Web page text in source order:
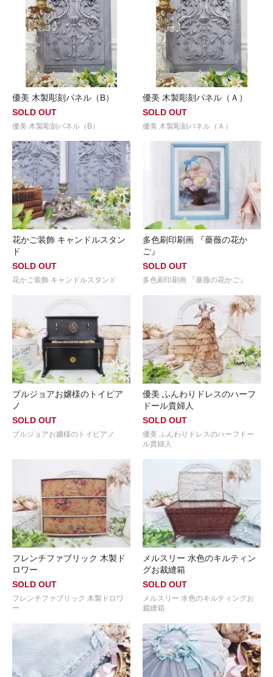
優美 木製彫刻パネル（B）
SOLD OUT
優美 木製彫刻パネル（B）
優美 木製彫刻パネル（Ａ）
SOLD OUT
優美 木製彫刻パネル（Ａ）
花かご装飾 キャンドルスタン
ド
SOLD OUT
花かご装飾 キャンドルスタンド
多色刷印刷画 『薔薇の花か
ご』
SOLD OUT
多色刷印刷画 『薔薇の花かご』
ブルジョアお嬢様のトイピア
ノ
SOLD OUT
ブルジョアお嬢様のトイピアノ
優美 ふんわりドレスのハーフ
ドール貴婦人
SOLD OUT
優美 ふんわりドレスのハーフドー
ル貴婦人
フレンチファブリック 木製ド
ロワー
SOLD OUT
フレンチファブリック 木製ドロワ
ー
メルスリー 水色のキルティン
グお裁縫箱
SOLD OUT
メルスリー 水色のキルティングお
裁縫箱